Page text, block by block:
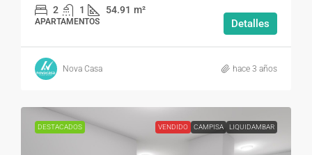
2 1 54.91 m²
APARTAMENTOS Detalles
Nova Casa hace 3 años
DESTACADOS VENDIDO CAMPISA LIQUIDAMBAR